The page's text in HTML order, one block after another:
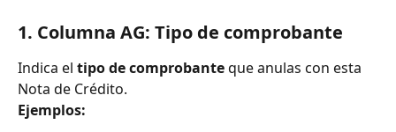
1. Columna AG: Tipo de comprobante
Indica el tipo de comprobante que anulas con esta
Nota de Crédito.
Ejemplos: